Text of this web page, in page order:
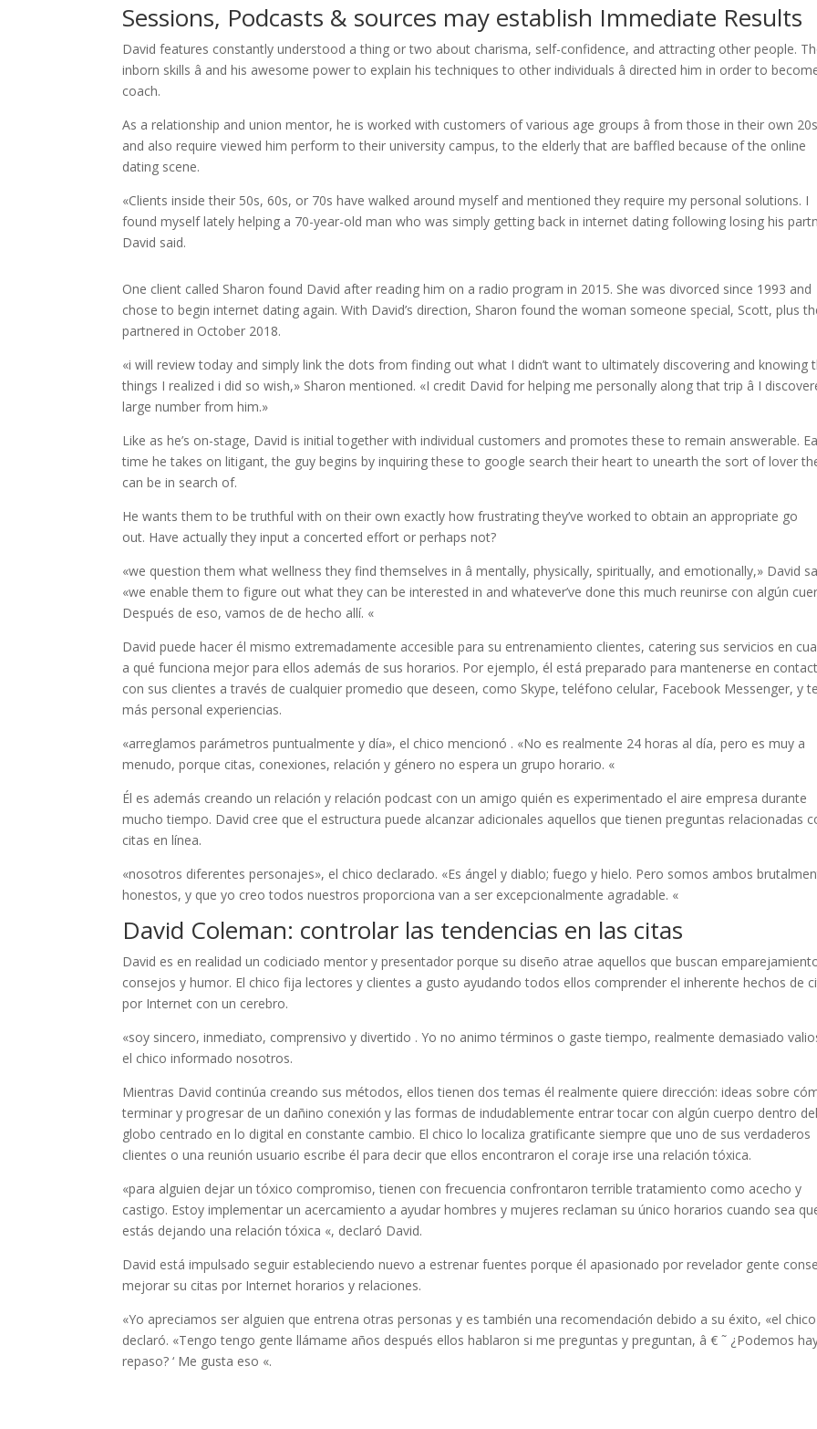
Sessions, Podcasts & sources may establish Immediate Results
David features constantly understood a thing or two about charisma, self-confidence, and attracting other people.
inborn skills â and his awesome power to explain his techniques to other individuals â directed him in order to
coach.
As a relationship and union mentor, he is worked with customers of various age groups â from those in their own
and also require viewed him perform to their university campus, to the elderly that are baffled because of the online
dating scene.
«Clients inside their 50s, 60s, or 70s have walked around myself and mentioned they require my personal solutions. I
found myself lately helping a 70-year-old man who was simply getting back in internet dating following losing his
David said.
One client called Sharon found David after reading him on a radio program in 2015. She was divorced since 1993 and
chose to begin internet dating again. With David’s direction, Sharon found the woman someone special, Scott, plus
partnered in October 2018.
«i will review today and simply link the dots from finding out what I didn’t want to ultimately discovering and knowing
things I realized i did so wish,» Sharon mentioned. «I credit David for helping me personally along that trip â I
large number from him.»
Like as he’s on-stage, David is initial together with individual customers and promotes these to remain answerable.
time he takes on litigant, the guy begins by inquiring these to google search their heart to unearth the sort of lover
can be in search of.
He wants them to be truthful with on their own exactly how frustrating they’ve worked to obtain an appropriate go
out. Have actually they input a concerted effort or perhaps not?
«we question them what wellness they find themselves in â mentally, physically, spiritually, and emotionally,» David
«we enable them to figure out what they can be interested in and whatever’ve done this much reunirse con algún
Después de eso, vamos de de hecho allí. «
David puede hacer él mismo extremadamente accesible para su entrenamiento clientes, catering sus servicios en
a qué funciona mejor para ellos además de sus horarios. Por ejemplo, él está preparado para mantenerse en
con sus clientes a través de cualquier promedio que deseen, como Skype, teléfono celular, Facebook Messenger, y
más personal experiencias.
«arreglamos parámetros puntualmente y día», el chico mencionó . «No es realmente 24 horas al día, pero es muy a
menudo, porque citas, conexiones, relación y género no espera un grupo horario. «
Él es además creando un relación y relación podcast con un amigo quién es experimentado el aire empresa durante
mucho tiempo. David cree que el estructura puede alcanzar adicionales aquellos que tienen preguntas relacionadas
citas en línea.
«nosotros diferentes personajes», el chico declarado. «Es ángel y diablo; fuego y hielo. Pero somos ambos
honestos, y que yo creo todos nuestros proporciona van a ser excepcionalmente agradable. «
David Coleman: controlar las tendencias en las citas
David es en realidad un codiciado mentor y presentador porque su diseño atrae aquellos que buscan
consejos y humor. El chico fija lectores y clientes a gusto ayudando todos ellos comprender el inherente hechos de
por Internet con un cerebro.
«soy sincero, inmediato, comprensivo y divertido . Yo no animo términos o gaste tiempo, realmente demasiado
el chico informado nosotros.
Mientras David continúa creando sus métodos, ellos tienen dos temas él realmente quiere dirección: ideas sobre
terminar y progresar de un dañino conexión y las formas de indudablemente entrar tocar con algún cuerpo dentro del
globo centrado en lo digital en constante cambio. El chico lo localiza gratificante siempre que uno de sus verdaderos
clientes o una reunión usuario escribe él para decir que ellos encontraron el coraje irse una relación tóxica.
«para alguien dejar un tóxico compromiso, tienen con frecuencia confrontaron terrible tratamiento como acecho y
castigo. Estoy implementar un acercamiento a ayudar hombres y mujeres reclaman su único horarios cuando sea
estás dejando una relación tóxica «, declaró David.
David está impulsado seguir estableciendo nuevo a estrenar fuentes porque él apasionado por revelador gente
mejorar su citas por Internet horarios y relaciones.
«Yo apreciamos ser alguien que entrena otras personas y es también una recomendación debido a su éxito, «el chico
declaró. «Tengo tengo gente llámame años después ellos hablaron si me preguntas y preguntan, â € ˜ ¿Podemos
repaso? ‘ Me gusta eso «.